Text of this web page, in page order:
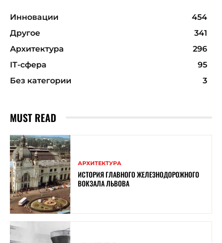
Инновации
454
Другое
341
Архитектура
296
ІТ-сфера
95
Без категории
3
MUST READ
АРХИТЕКТУРА
ИСТОРИЯ ГЛАВНОГО ЖЕЛЕЗНОДОРОЖНОГО
ВОКЗАЛА ЛЬВОВА